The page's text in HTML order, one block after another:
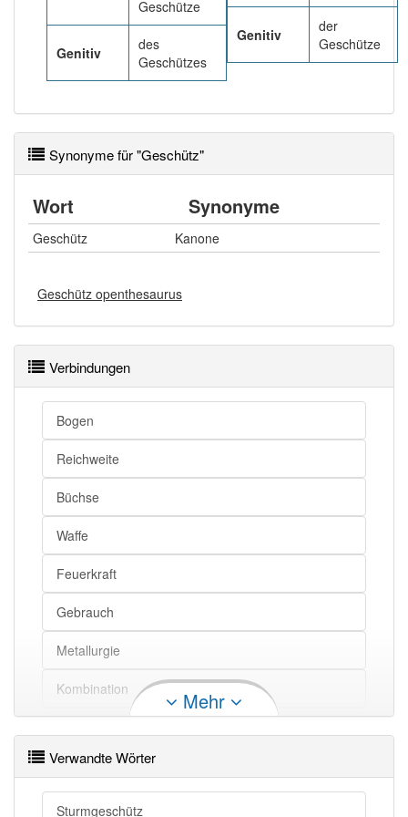
Geschütze
Genitiv
des
Geschützes
Genitiv
der
Geschütze
Synonyme für "Geschütz"
Wort Synonyme
Geschütz Kanone
Geschütz openthesaurus
Verbindungen
Bogen
Reichweite
Büchse
Waffe
Feuerkraft
Gebrauch
Metallurgie
Kombination
Motorisierung
Artillerie
Mehr
Verwandte Wörter
Sturmgeschütz